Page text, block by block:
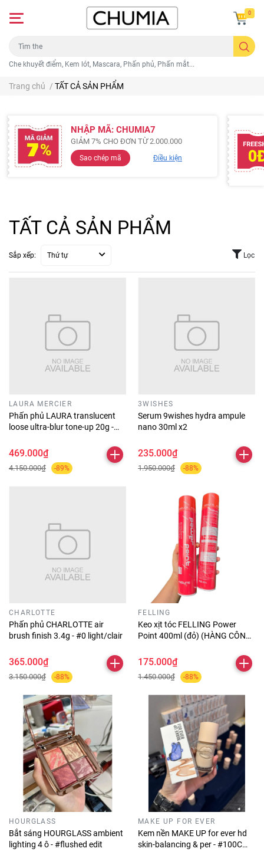
Che khuyết điểm, Kem lót, Mascara, Phấn phủ, Phấn mắt...
0
Trang chủ / TẤT CẢ SẢN PHẨM
NHẬP MÃ: CHUMIA7
GIẢM 7% CHO ĐƠN TỪ 2.000.000
Sao chép mã Điều kiện
TẤT CẢ SẢN PHẨM
Sắp xếp: Thứ tự Lọc
LAURA MERCIER
Phấn phủ LAURA translucent
loose ultra-blur tone-up 20g -
469.000₫
4.150.000₫ -89%
3WISHES
Serum 9wishes hydra ampule
nano 30ml x2
235.000₫
1.950.000₫ -88%
CHARLOTTE
Phấn phủ CHARLOTTE air
brush finish 3.4g - #0 light/clair
365.000₫
3.150.000₫ -88%
FELLING
Keo xịt tóc FELLING Power
Point 400ml (đỏ) (HÀNG CÔNG
175.000₫
1.450.000₫ -88%
HOURGLASS
Bắt sáng HOURGLASS ambient
lighting 4 ô - #flushed edit
MAKE UP FOR EVER
Kem nền MAKE UP for ever hd
skin-balancing & per - #100C